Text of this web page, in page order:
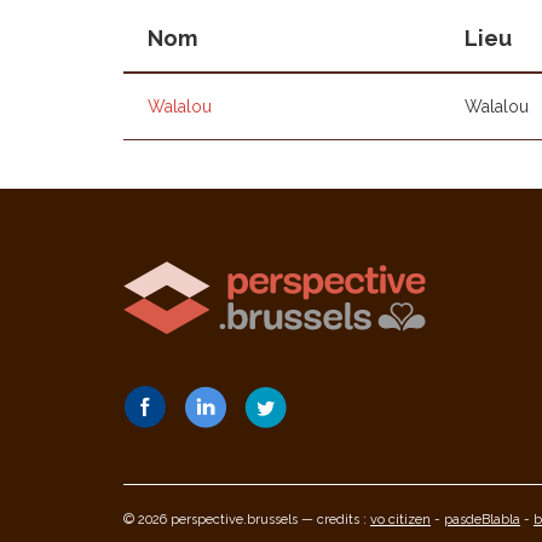
Nom Lieu
Walalou Walalou
© 2026 perspective.brussels — credits : vo citizen - pasdeBlabla -